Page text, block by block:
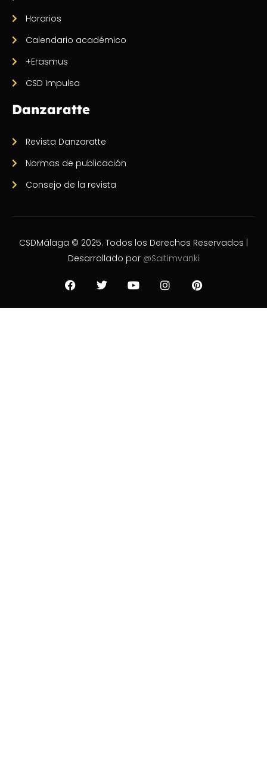
Horarios
Calendario académico
+Erasmus
CSD Impulsa
Danzaratte
Revista Danzaratte
Normas de publicación
Consejo de la revista
CSDMálaga © 2025. Todos los Derechos Reservados |
Desarrollado por @Saltimvanki